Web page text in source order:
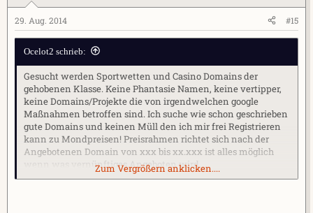
29. Aug. 2014 #15
Ocelot2 schrieb:
Gesucht werden Sportwetten und Casino Domains der
gehobenen Klasse. Keine Phantasie Namen, keine vertipper,
keine Domains/Projekte die von irgendwelchen google
Maßnahmen betroffen sind. Ich suche wie schon geschrieben
gute Domains und keinen Müll den ich mir frei Registrieren
kann zu Mondpreisen! Preisrahmen richtet sich nach der
Angebotenen Domain von xxx bis xx.xxx ist alles möglich
wenn was vernünftiges Angeboten wird..
Zum Vergrößern anklicken....